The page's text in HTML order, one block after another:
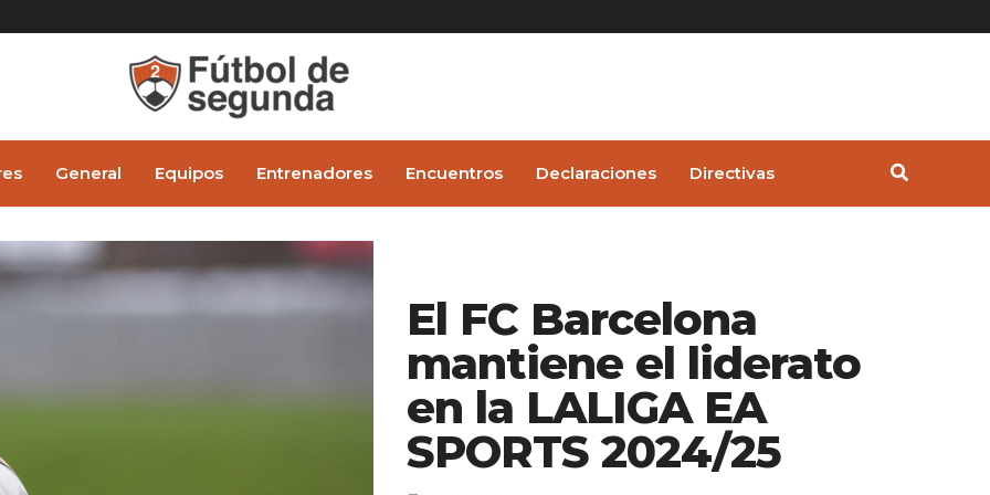
General Equipos Entrenadores Encuentros Declaraciones Directivas
El FC Barcelona
mantiene el liderato
en la LALIGA EA
SPORTS 2024/25